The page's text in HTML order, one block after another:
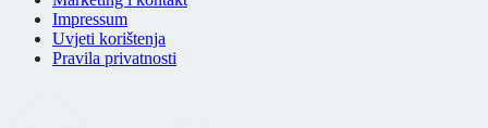
Impressum
Uvjeti korištenja
Pravila privatnosti